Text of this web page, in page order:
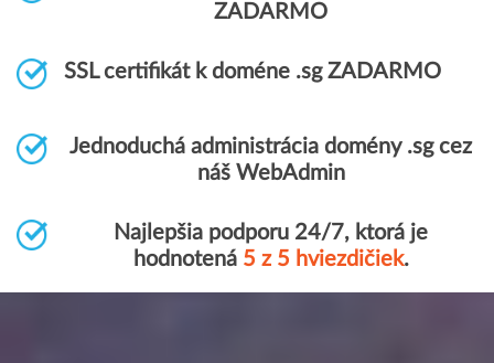
ZADARMO
SSL certifikát k doméne .sg ZADARMO
Jednoduchá administrácia domény .sg cez
náš WebAdmin
Najlepšia podporu 24/7, ktorá je
hodnotená 5 z 5 hviezdičiek.